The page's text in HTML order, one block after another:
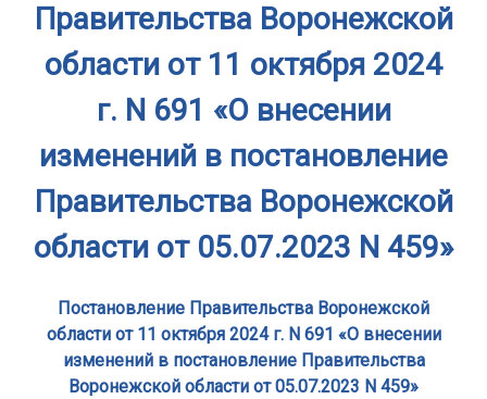
Правительства Воронежской
области от 11 октября 2024
г. N 691 «О внесении
изменений в постановление
Правительства Воронежской
области от 05.07.2023 N 459»
Постановление Правительства Воронежской
области от 11 октября 2024 г. N 691 «О внесении
изменений в постановление Правительства
Воронежской области от 05.07.2023 N 459»